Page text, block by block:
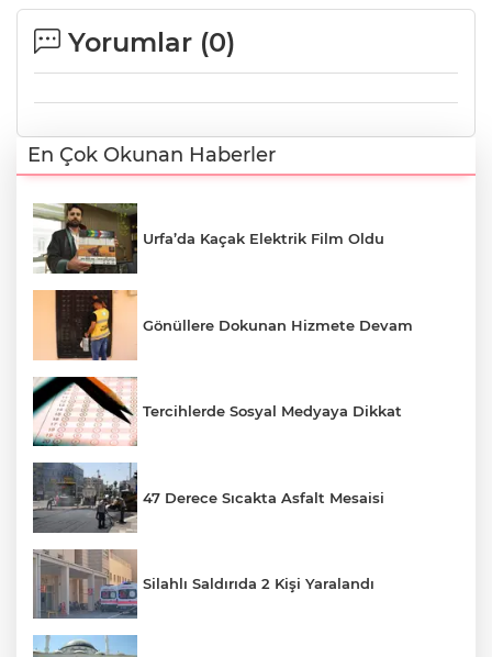
Yorumlar (0)
En Çok Okunan Haberler
Urfa’da Kaçak Elektrik Film Oldu
Gönüllere Dokunan Hizmete Devam
Tercihlerde Sosyal Medyaya Dikkat
47 Derece Sıcakta Asfalt Mesaisi
Silahlı Saldırıda 2 Kişi Yaralandı